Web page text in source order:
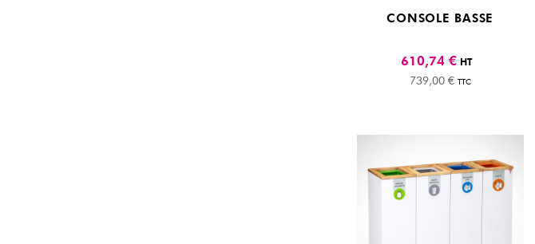
CONSOLE BASSE
610,74 € HT
739,00 € TTC